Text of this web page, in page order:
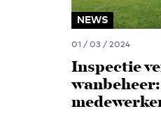
NEWS
01 / 03 / 2024
Inspectie